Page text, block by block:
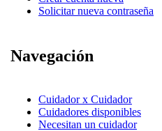
Solicitar nueva contraseña
Navegación
Cuidador x Cuidador
Cuidadores disponibles
Necesitan un cuidador